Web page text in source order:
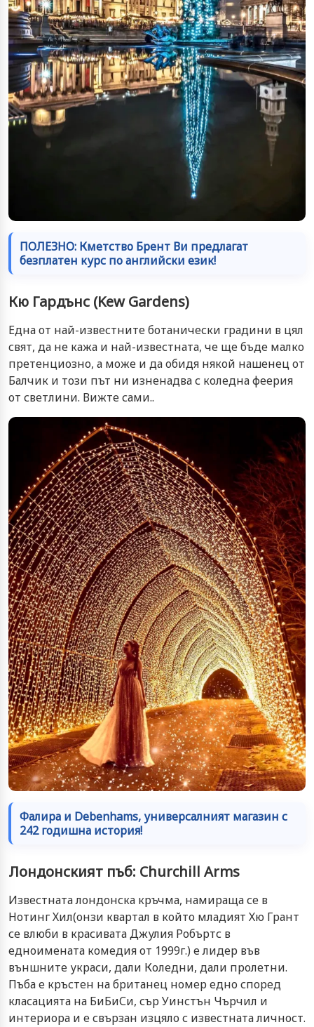
ПОЛЕЗНО: Кметство Брент Ви предлагат
безплатен курс по английски език!
Кю Гардънс (Kew Gardens)
Една от най-известните ботанически градини в цял
свят, да не кажа и най-известната, че ще бъде малко
претенциозно, а може и да обидя някой нашенец от
Балчик и този път ни изненадва с коледна феерия
от светлини. Вижте сами..
Фалира и Debenhams, универсалният магазин с
242 годишна история!
Лондонският пъб: Churchill Arms
Известната лондонска кръчма, намираща се в
Нотинг Хил(онзи квартал в който младият Хю Грант
се влюби в красивата Джулия Робъртс в
едноимената комедия от 1999г.) е лидер във
външните украси, дали Коледни, дали пролетни.
Пъба е кръстен на британец номер едно според
класацията на БиБиСи, сър Уинстън Чърчил и
интериора и е свързан изцяло с известната личност.